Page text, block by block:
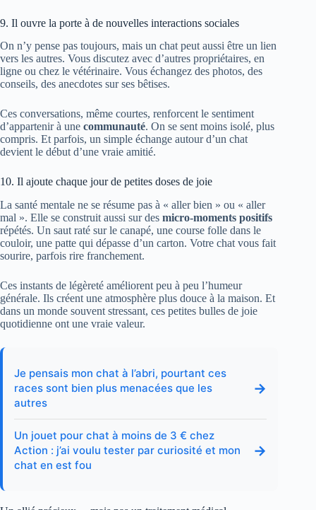
9. Il ouvre la porte à de nouvelles interactions sociales
On n’y pense pas toujours, mais un chat peut aussi être un lien
vers les autres. Vous discutez avec d’autres propriétaires, en
ligne ou chez le vétérinaire. Vous échangez des photos, des
conseils, des anecdotes sur ses bêtises.
Ces conversations, même courtes, renforcent le sentiment
d’appartenir à une communauté. On se sent moins isolé, plus
compris. Et parfois, un simple échange autour d’un chat
devient le début d’une vraie amitié.
10. Il ajoute chaque jour de petites doses de joie
La santé mentale ne se résume pas à « aller bien » ou « aller
mal ». Elle se construit aussi sur des micro-moments positifs
répétés. Un saut raté sur le canapé, une course folle dans le
couloir, une patte qui dépasse d’un carton. Votre chat vous fait
sourire, parfois rire franchement.
Ces instants de légèreté améliorent peu à peu l’humeur
générale. Ils créent une atmosphère plus douce à la maison. Et
dans un monde souvent stressant, ces petites bulles de joie
quotidienne ont une vraie valeur.
Je pensais mon chat à l’abri, pourtant ces
races sont bien plus menacées que les
autres
→
Un jouet pour chat à moins de 3 € chez
Action : j’ai voulu tester par curiosité et mon
chat en est fou
→